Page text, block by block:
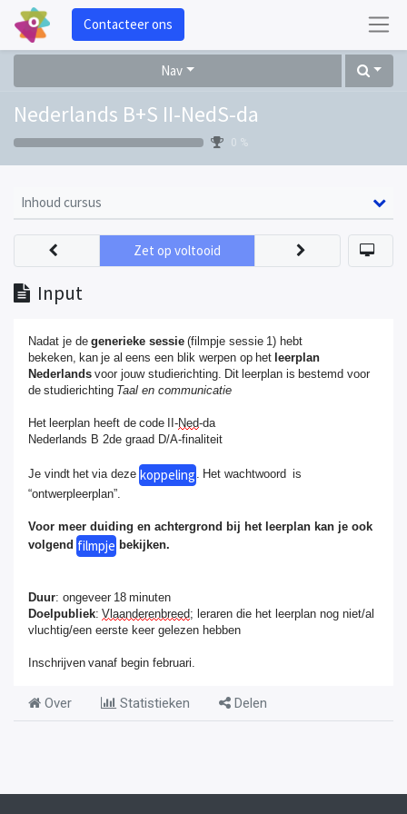
Contacteer ons
Nav
Nederlands B+S II-NedS-da
0 %
Inhoud cursus
Input
Zet op voltooid
Nadat je de generieke sessie (filmpje sessie 1) hebt
bekeken, kan je al eens een blik werpen op het leerplan
Nederlands voor jouw studierichting. Dit leerplan is bestemd voor
de studierichting Taal en communicatie
Het leerplan heeft de code II-Ned-da
Nederlands B 2de graad D/A-finaliteit
Je vindt het via deze koppeling
. Het wachtwoord is
“ontwerpleerplan”.
Voor meer duiding en achtergrond bij het leerplan kan je ook
volgend filmpje bekijken.
Duur: ongeveer 18 minuten
Doelpubliek: Vlaanderenbreed; leraren die het leerplan nog niet/al
vluchtig/een eerste keer gelezen hebben
Inschrijven vanaf begin februari.
Over Statistieken Delen